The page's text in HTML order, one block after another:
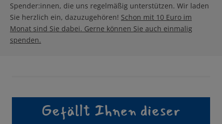
Spender:innen, die uns regelmäßig unterstützen. Wir laden
Sie herzlich ein, dazuzugehören! Schon mit 10 Euro im
Monat sind Sie dabei. Gerne können Sie auch einmalig
spenden.
Gefällt Ihnen dieser